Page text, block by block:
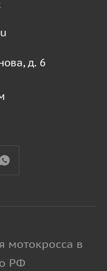
д. 6
мотокросса в
РФ